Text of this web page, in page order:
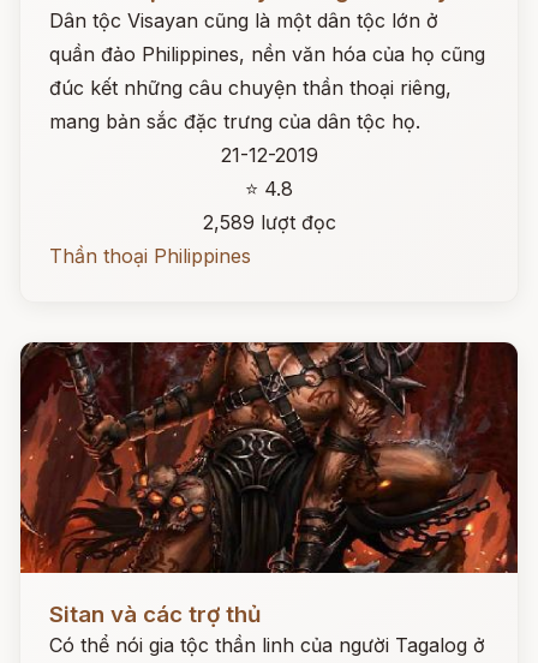
Dân tộc Visayan cũng là một dân tộc lớn ở
quần đảo Philippines, nền văn hóa của họ cũng
đúc kết những câu chuyện thần thoại riêng,
mang bản sắc đặc trưng của dân tộc họ.
21-12-2019
⭐ 4.8
2,589 lượt đọc
Thần thoại Philippines
Sitan và các trợ thủ
Có thể nói gia tộc thần linh của người Tagalog ở